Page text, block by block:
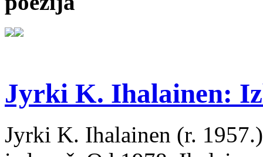
Jyrki K. Ihalainen:
Jyrki K. Ihalainen (r.